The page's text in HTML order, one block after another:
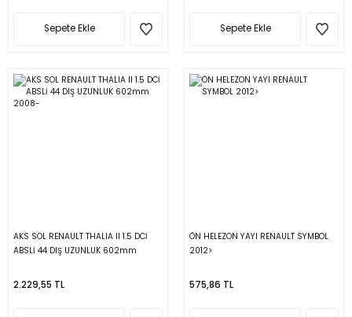
Sepete Ekle Sepete Ekle
AKS SOL RENAULT THALIA II 1.5 DCİ
ABSLİ 44 DIŞ UZUNLUK 602mm
2.229,55 TL
ÖN HELEZON YAYI RENAULT SYMBOL
2012>
575,86 TL